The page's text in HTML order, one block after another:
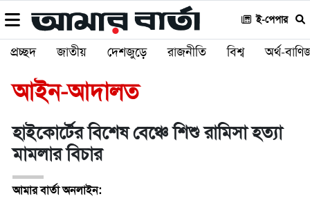
ই-পেপার
প্রচ্ছদ জাতীয় দেশজুড়ে রাজনীতি বিশ্ব অর্থ-
আইন-আদালত
হাইকোর্টের বিশেষ বেঞ্চে শিশু রামিসা হত্যা
মামলার বিচার
আমার বার্তা অনলাইন: